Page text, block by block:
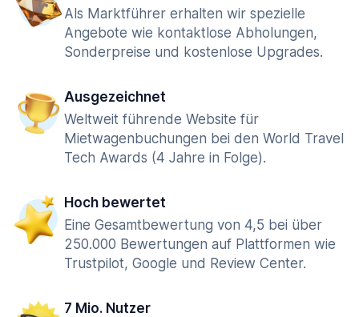
Als Marktführer erhalten wir spezielle
Angebote wie kontaktlose Abholungen,
Sonderpreise und kostenlose Upgrades.
Ausgezeichnet
Weltweit führende Website für
Mietwagenbuchungen bei den World Travel
Tech Awards (4 Jahre in Folge).
Hoch bewertet
Eine Gesamtbewertung von 4,5 bei über
250.000 Bewertungen auf Plattformen wie
Trustpilot, Google und Review Center.
7 Mio. Nutzer